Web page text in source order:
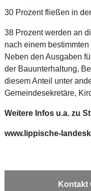
30 Prozent fließen in
38 Prozent werden an
nach einem
Neben den Ausgaben
der Bauunterhaltung,
diesem Anteil unter
Gemeindesekretäre,
Weitere Infos u.a. zu
www.lippische-
Kontakt